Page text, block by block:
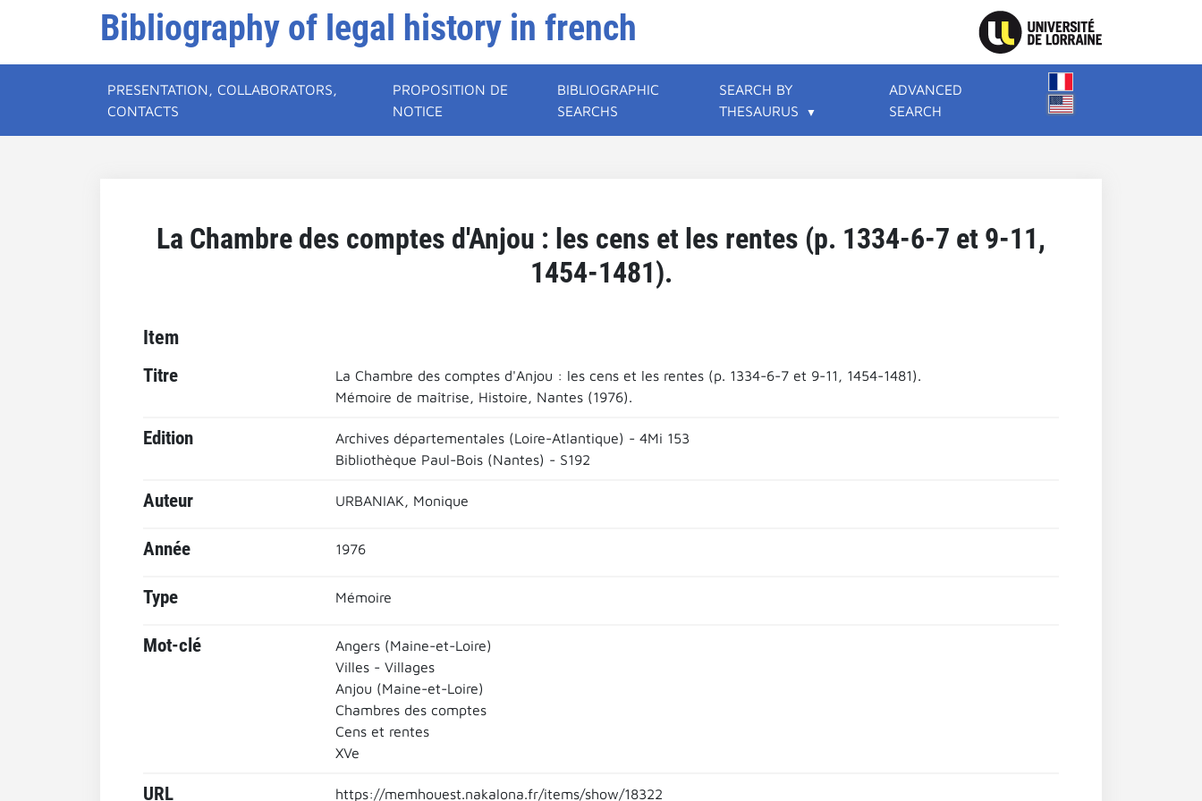
Bibliography of legal history in french
PRESENTATION, COLLABORATORS,
CONTACTS
PROPOSITION DE
NOTICE
BIBLIOGRAPHIC
SEARCHS
SEARCH BY
THESAURUS
ADVANCED
SEARCH
La Chambre des comptes d'Anjou : les cens et les rentes (p. 1334-6-7 et 9-11,
1454-1481).
Item
Titre
La Chambre des comptes d'Anjou : les cens et les rentes (p. 1334-6-7 et 9-11, 1454-1481).
Mémoire de maîtrise, Histoire, Nantes (1976).
Edition
Archives départementales (Loire-Atlantique) - 4Mi 153
Bibliothèque Paul-Bois (Nantes) - S192
Auteur URBANIAK, Monique
Année 1976
Type Mémoire
Mot-clé
Angers (Maine-et-Loire)
Villes - Villages
Anjou (Maine-et-Loire)
Chambres des comptes
Cens et rentes
XVe
URL https://memhouest.nakalona.fr/items/show/18322